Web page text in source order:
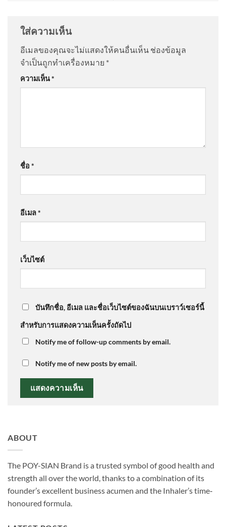
ใส่ความเห็น
อีเมลของคุณจะไม่แสดงให้คนอื่นเห็น ช่องข้อมูล
จำเป็นถูกทำเครื่องหมาย *
ความเห็น*
ชื่อ *
อีเมล*
เว็บไซต์
บันทึกชื่อ, อีเมล และชื่อเว็บไซต์ของฉันบนเบราว์เซอร์นี้
สำหรับการแสดงความเห็นครั้งถัดไป
Notify me of follow-up comments by email.
Notify me of new posts by email.
ABOUT
The POY-SIAN Brand is a trusted symbol of good health and
strength all over the world, thanks to a combination of its
founder’s excellent business acumen and the Inhaler’s time­‐
honoured formula.